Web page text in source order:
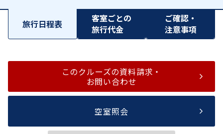
旅行日程表
客室ごとの
旅行代金
ご確認・
注意事項
このクルーズの資料請求・
お問い合わせ
空室照会